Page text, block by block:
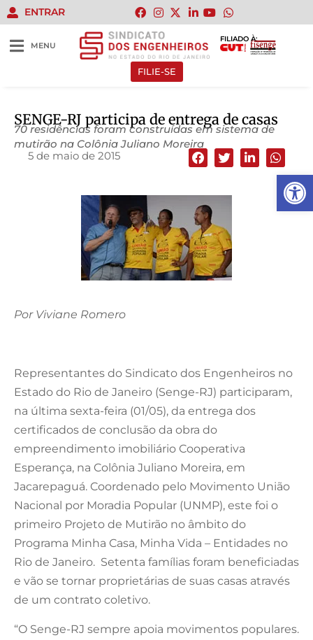
Abrir
ENTRAR
MENU
FILIADO À:
FILIE-SE
SENGE-RJ participa de entrega de casas
70 residências foram construídas em sistema de
mutirão na Colônia Juliano Moreira
5 de maio de 2015
Por Viviane Romero
Representantes do Sindicato dos Engenheiros no
Estado do Rio de Janeiro (Senge-RJ) participaram,
na última sexta-feira (01/05), da entrega dos
certificados de conclusão da obra do
empreendimento imobiliário Cooperativa
Esperança, na Colônia Juliano Moreira, em
Jacarepaguá. Coordenado pelo Movimento União
Nacional por Moradia Popular (UNMP), este foi o
primeiro Projeto de Mutirão no âmbito do
Programa Minha Casa, Minha Vida – Entidades no
Rio de Janeiro. Setenta famílias foram beneficiadas
e vão se tornar proprietárias de suas casas através
de um contrato coletivo.
“O Senge-RJ sempre apoia movimentos populares.